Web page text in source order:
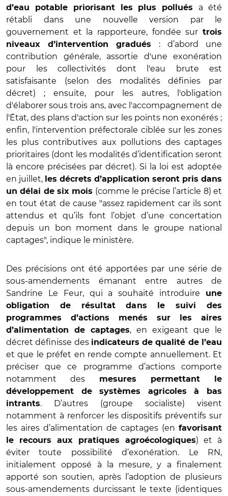
d’eau potable priorisant les plus pollués a été
rétabli dans une nouvelle version par le
gouvernement et la rapporteure, fondée sur trois
niveaux d’intervention gradués
: d’abord une
contribution générale, assortie d'une exonération
pour les collectivités dont l'eau brute est
satisfaisante (selon des modalités définies par
décret) ; ensuite, pour les autres, l'obligation
d'élaborer sous trois ans, avec l'accompagnement de
l'État, des plans d'action sur les points non exonérés ;
enfin, l'intervention préfectorale ciblée sur les zones
les plus contributives aux pollutions des captages
prioritaires (dont les modalités d’identification seront
là encore précisées par décret). Si la loi est adoptée
en juillet, les décrets d’application seront pris dans
un délai de six mois (comme le précise l’article 8) et
en tout état de cause "assez rapidement car ils sont
attendus et qu’ils font l’objet d’une concertation
depuis un bon moment dans le groupe national
captages", indique le ministère.
Des précisions ont été apportées par une série de
sous-amendements émanant entre autres de
Sandrine Le Feur, qui a souhaité introduire
une
obligation de résultat dans le suivi des
programmes d’actions menés sur les aires
d’alimentation de captages, en exigeant que le
décret définisse des indicateurs de qualité de l’eau
et que le préfet en rende compte annuellement. Et
préciser que ce programme d’actions comporte
notamment des
mesures permettant le
développement de systèmes agricoles à bas
intrants. D’autres (groupe socialiste) visent
notamment à renforcer les dispositifs préventifs sur
les aires d’alimentation de captages (en favorisant
le recours aux pratiques agroécologiques) et à
éviter toute possibilité d’exonération. Le RN,
initialement opposé à la mesure, y a finalement
apporté son soutien, après l’adoption de plusieurs
sous-amendements durcissant le texte (identiques